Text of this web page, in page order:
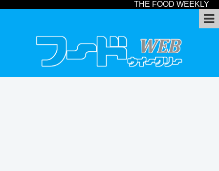
THE FOOD WEEKLY